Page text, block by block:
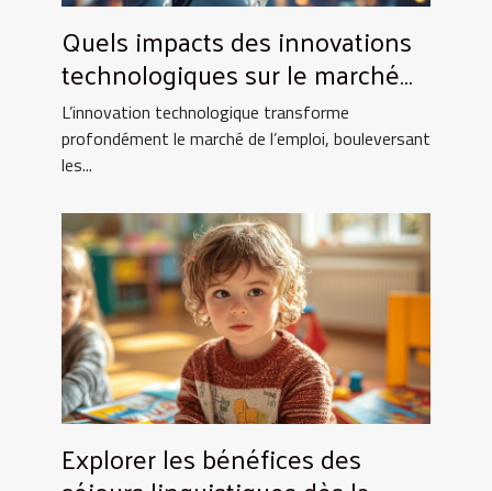
Quels impacts des innovations
technologiques sur le marché
de l'emploi ?
L’innovation technologique transforme
profondément le marché de l’emploi, bouleversant
les...
Explorer les bénéfices des